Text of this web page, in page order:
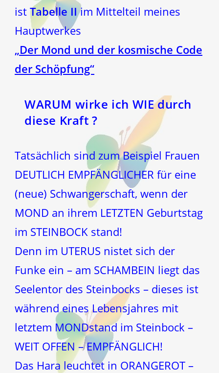
ist Tabelle IIim Mittelteil meines
Hauptwerkes
„Der Mond und der kosmische Code
der Schöpfung“
WARUM wirke ich WIE durch
diese Kraft ?
Tatsächlich sind zum Beispiel Frauen
DEUTLICH EMPFÄNGLICHER für eine
(neue) Schwangerschaft, wenn der
MOND an ihrem LETZTEN Geburtstag
im STEINBOCK stand!
Denn im UTERUS nistet sich der
Funke ein – am SCHAMBEIN liegt das
Seelentor des Steinbocks – dieses ist
während eines Lebensjahres mit
letztem MONDstand im Steinbock –
WEIT OFFEN – EMPFÄNGLICH!
Das Hara leuchtet in ORANGEROT –